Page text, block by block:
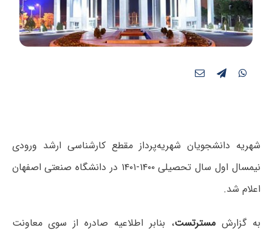
شهریه دانشجویان شهریه‌پرداز مقطع کارشناسی ارشد ورودی
نیمسال اول سال تحصیلی ۱۴۰۰-۱۴۰۱ در دانشگاه صنعتی اصفهان
اعلام شد.
به گزارشمسترتست، بنابر اطلاعیه صادره از سوی معاونت